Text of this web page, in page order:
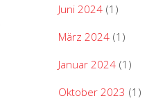
Juni 2024(1)
März 2024(1)
Januar 2024(1)
Oktober 2023 (1)